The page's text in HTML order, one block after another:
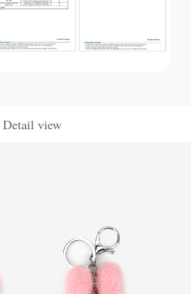
Detail view